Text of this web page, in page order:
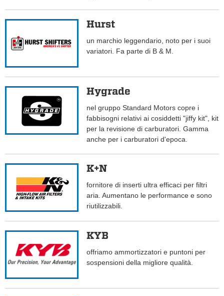
Hurst
un marchio leggendario, noto per i suoi
variatori. Fa parte di B & M.
Hygrade
nel gruppo Standard Motors copre i
fabbisogni relativi ai cosiddetti "jiffy kit", kit
per la revisione di carburatori. Gamma
anche per i carburatori d'epoca.
K+N
fornitore di inserti ultra efficaci per filtri
aria. Aumentano le performance e sono
riutilizzabili.
KYB
offriamo ammortizzatori e puntoni per
sospensioni della migliore qualità.